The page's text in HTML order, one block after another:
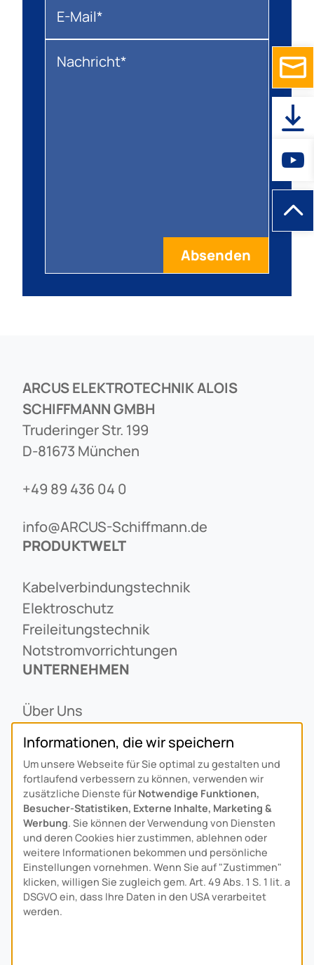
ARCUS ELEKTROTECHNIK ALOIS
SCHIFFMANN GMBH
Truderinger Str. 199
D-81673 München
+49 89 436 04 0
info@ARCUS-Schiffmann.de
PRODUKTWELT
Kabelverbindungstechnik
Elektroschutz
Freileitungstechnik
Notstromvorrichtungen
UNTERNEHMEN
Über Uns
Alois Schiffmann Stiftung
Allgemeine Lieferbedingungen
Arcus Niederlande: Bedrijfsgegevens
KONTAKT
Anfahrt
Kontaktformular
Kundenservice
Download-Center
Informationen, die wir speichern
Um unsere Webseite für Sie optimal zu gestalten und
fortlaufend verbessern zu können, verwenden wir
zusätzliche Dienste für Notwendige Funktionen,
Besucher-Statistiken, Externe Inhalte, Marketing &
Werbung. Sie können der Verwendung von Diensten
und deren Cookies hier zustimmen, ablehnen oder
weitere Informationen bekommen und persönliche
Einstellungen vornehmen. Wenn Sie auf "Zustimmen"
klicken, willigen Sie zugleich gem. Art. 49 Abs. 1 S. 1 lit. a
DSGVO ein, dass Ihre Daten in den USA verarbeitet
werden.